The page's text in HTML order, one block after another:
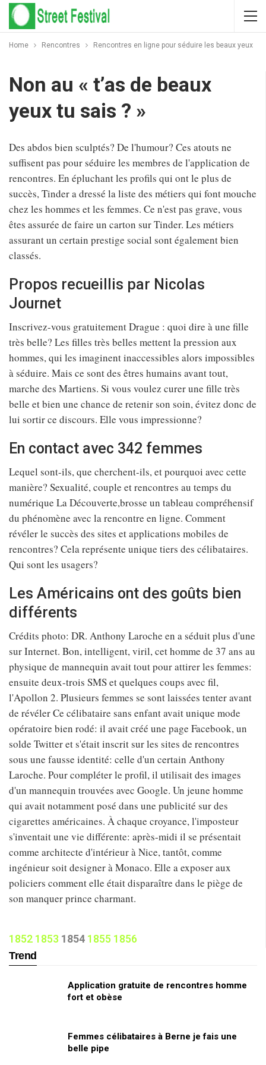
Home Rencontres Rencontres en ligne pour séduire les beaux yeux
Non au « t’as de beaux
yeux tu sais ? »
Des abdos bien sculptés? De l'humour? Ces atouts ne
suffisent pas pour séduire les membres de l'application de
rencontres. En épluchant les profils qui ont le plus de
succès, Tinder a dressé la liste des métiers qui font mouche
chez les hommes et les femmes. Ce n'est pas grave, vous
êtes assurée de faire un carton sur Tinder. Les métiers
assurant un certain prestige social sont également bien
classés.
Propos recueillis par Nicolas
Journet
Inscrivez-vous gratuitement Drague : quoi dire à une fille
très belle? Les filles très belles mettent la pression aux
hommes, qui les imaginent inaccessibles alors impossibles
à séduire. Mais ce sont des êtres humains avant tout,
marche des Martiens. Si vous voulez curer une fille très
belle et bien une chance de retenir son soin, évitez donc de
lui sortir ce discours. Elle vous impressionne?
En contact avec 342 femmes
Lequel sont-ils, que cherchent-ils, et pourquoi avec cette
manière? Sexualité, couple et rencontres au temps du
numérique La Découverte,brosse un tableau compréhensif
du phénomène avec la rencontre en ligne. Comment
révéler le succès des sites et applications mobiles de
rencontres? Cela représente unique tiers des célibataires.
Qui sont les usagers?
Les Américains ont des goûts bien
différents
Crédits photo: DR. Anthony Laroche en a séduit plus d'une
sur Internet. Bon, intelligent, viril, cet homme de 37 ans au
physique de mannequin avait tout pour attirer les femmes:
ensuite deux-trois SMS et quelques coups avec fil,
l'Apollon 2. Plusieurs femmes se sont laissées tenter avant
de révéler Ce célibataire sans enfant avait unique mode
opératoire bien rodé: il avait créé une page Facebook, un
solde Twitter et s'était inscrit sur les sites de rencontres
sous une fausse identité: celle d'un certain Anthony
Laroche. Pour compléter le profil, il utilisait des images
d'un mannequin trouvées avec Google. Un jeune homme
qui avait notamment posé dans une publicité sur des
cigarettes américaines. À chaque croyance, l'imposteur
s'inventait une vie différente: après-midi il se présentait
comme architecte d'intérieur à Nice, tantôt, comme
ingénieur soit designer à Monaco. Elle a exposer aux
policiers comment elle était disparaître dans le piège de
son manquer prince charmant.
1852 1853 1854 1855 1856
Trend
Application gratuite de rencontres homme
fort et obèse
Femmes célibataires à Berne je fais une
belle pipe